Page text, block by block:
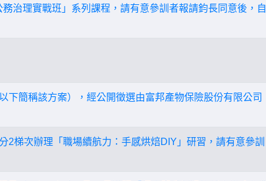
治理實戰班」系列課程，請有意參訓者報請鈞長同意後，自
下簡稱該方案），經公開徵選由富邦產物保險股份有限公司
梯次辦理「職場續航力：手感烘焙DIY」研習，請有意參訓